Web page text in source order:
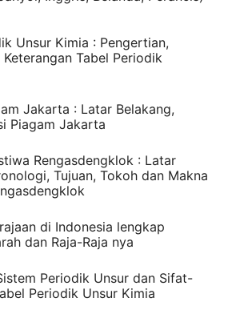
Unsur Kimia : Pengertian,
Tabel Periodik
Jakarta : Latar Belakang,
Piagam Jakarta
Rengasdengklok : Latar
Tujuan, Tokoh dan Makna
di Indonesia lengkap
dan Raja-Raja nya
Periodik Unsur dan Sifat-
Periodik Unsur Kimia